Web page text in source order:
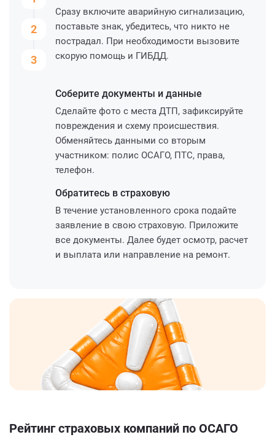
2
3
Сразу включите аварийную сигнализацию,
поставьте знак, убедитесь, что никто не
пострадал. При необходимости вызовите
скорую помощь и ГИБДД.
Соберите документы и данные
Сделайте фото с места ДТП, зафиксируйте
повреждения и схему происшествия.
Обменяйтесь данными со вторым
участником: полис ОСАГО, ПТС, права,
телефон.
Обратитесь в страховую
В течение установленного срока подайте
заявление в свою страховую. Приложите
все документы. Далее будет осмотр, расчет
и выплата или направление на ремонт.
Рейтинг страховых компаний по ОСАГО